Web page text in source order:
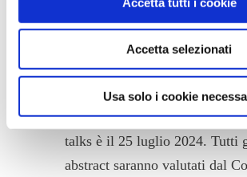
Accetta selezionati
Usa solo i cookie
Scadenze e selezione
La deadline per l’invio della
di partecipazione alla sessione
talks è il 25 luglio 2024. Tutti
abstract saranno valutati dal